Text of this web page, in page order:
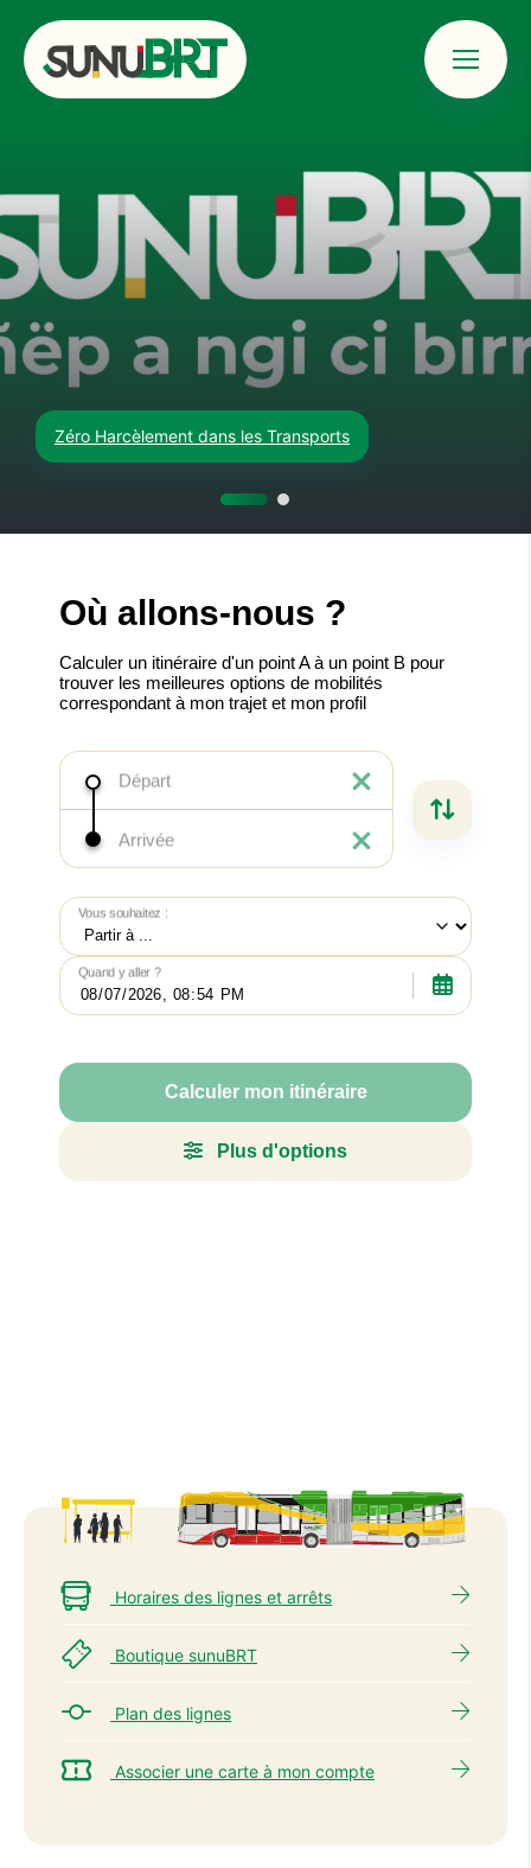
Menu
Zéro Harcèlement dans les Transports
Horaires des lignes et arrêts
Boutique sunuBRT
Plan des lignes
Associer une carte à mon compte